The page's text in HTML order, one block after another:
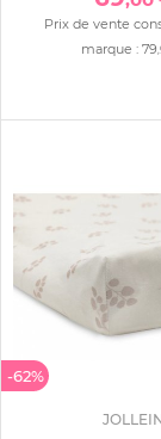
Prix de vente
marque : 79
-62%